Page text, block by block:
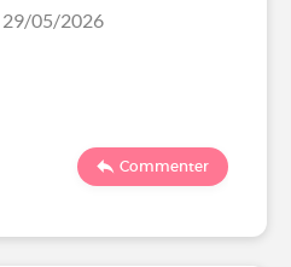
29/05/2026
Commenter